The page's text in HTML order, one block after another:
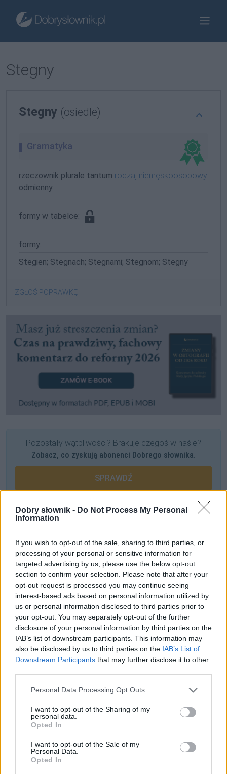
Dobry słownik - Do Not Process My Personal
Information
If you wish to opt-out of the sale, sharing to third parties, or
processing of your personal or sensitive information for
targeted advertising by us, please use the below opt-out
section to confirm your selection. Please note that after your
opt-out request is processed you may continue seeing
interest-based ads based on personal information utilized by
us or personal information disclosed to third parties prior to
your opt-out. You may separately opt-out of the further
disclosure of your personal information by third parties on the
IAB’s list of downstream participants. This information may
also be disclosed by us to third parties on the IAB’s List of
Downstream Participants that may further disclose it to other
Please note that this website/app uses one or more Google
not limited to your visit or usage behaviour. You may click to
grant or deny consent to Google and its third-party tags to
use your data for below specified purposes in below Google
consent section.
Personal Data Processing Opt Outs
I want to opt-out of the Sharing of my
personal data.
Opted In
I want to opt-out of the Sale of my
Personal Data.
Opted In
Stegny
Stegny (osiedle)
Gramatyka
rzeczownik plurale tantum rodzaj niemęskoosobowy
odmienny
formy w tabelce:
formy:
Stegien; Stegnach; Stegnami; Stegnom; Stegny
ZGŁOŚ POPRAWKĘ
Pozostały wątpliwości? Brakuje czegoś w haśle?
Zobacz, co zyskują abonenci Dobrego słownika.
SPRAWDŹ
Często sprawdzane
Czy można stosować dywiz?
Co potwierdza, a co zaprzecza
O poprawnym użyciu słowa dzięki( komuś, czemuś
Ciekawostki
uzus— Uzus? To może dodacie poszłem?
niedźwiedź— Jak się nazywają świąteczne dni tygodnia u
niedźwiedzi?
jabłko— Wymowa słowa jabłko w jesieni średniowiecza
Mogą Cię zainteresować również hasła